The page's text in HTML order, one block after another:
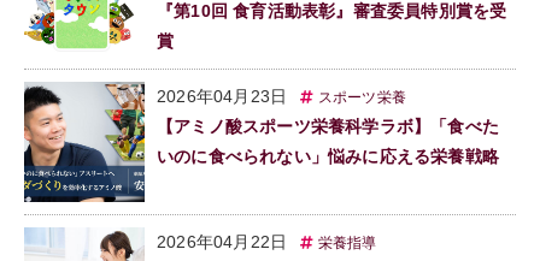
『第10回 食育活動表彰』審査委員特別賞を受
賞
2026年04月23日 スポーツ栄養
【アミノ酸スポーツ栄養科学ラボ】「食べた
いのに食べられない」悩みに応える栄養戦略
2026年04月22日 栄養指導